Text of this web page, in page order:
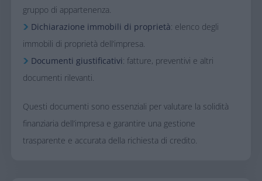
gruppo di appartenenza.​
Dichiarazione immobili di proprietà: elenco degli
immobili di proprietà dell’impresa.​
Documenti giustificativi: fatture, preventivi e altri
documenti rilevanti.​
​Questi documenti sono essenziali per valutare la solidità
finanziaria dell’impresa e garantire una gestione
trasparente e accurata della richiesta di credito.​